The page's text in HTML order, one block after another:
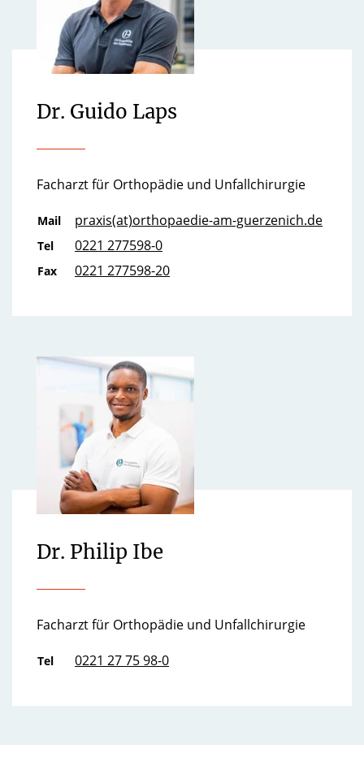
Dr. Guido Laps
Facharzt für Orthopädie und Unfallchirurgie
Mail praxis(at)orthopaedie-am-guerzenich.de
Tel 0221 277598-0
Fax 0221 277598-20
Dr. Philip Ibe
Facharzt für Orthopädie und Unfallchirurgie
Tel 0221 27 75 98-0